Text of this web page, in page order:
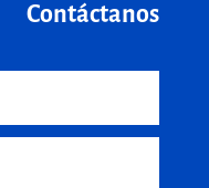
Contáctanos